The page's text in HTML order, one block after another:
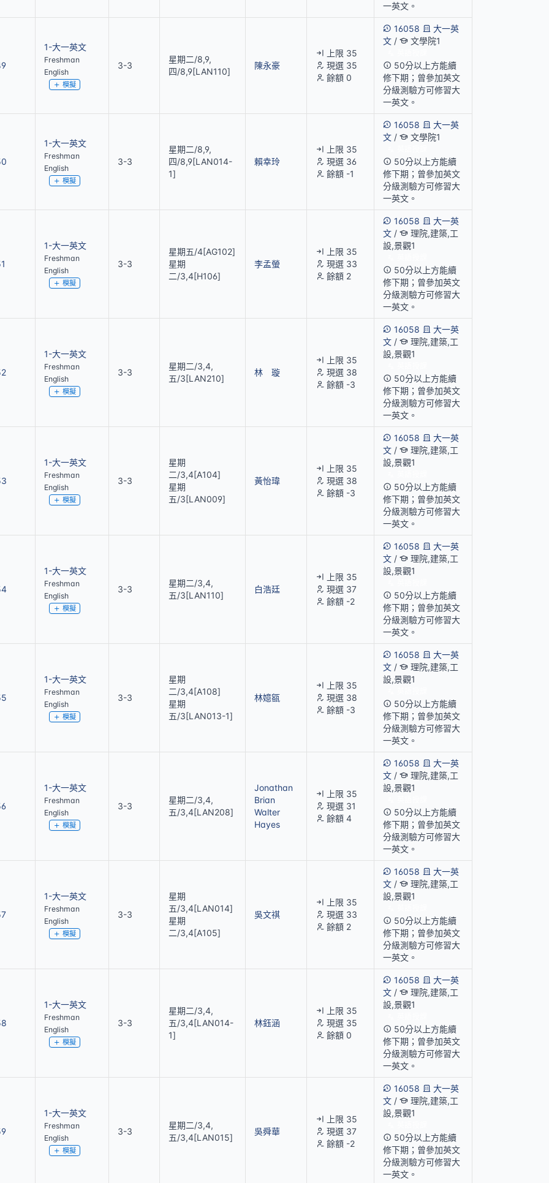
一英文。
1-大一英文
Freshman
English
模擬
3-3
星期二/8,9,
四/8,9[LAN110]
陳永豪
上限 35
現選 35
餘額 0
16058
大一英
文/ 文學院1
50分以上方能續
修下期；曾參加英文
分級測驗方可修習大
一英文。
1-大一英文
Freshman
English
模擬
3-3
星期二/8,9,
四/8,9[LAN014-
1]
賴幸玲
上限 35
現選 36
餘額 -1
16058
大一英
文/ 文學院1
50分以上方能續
修下期；曾參加英文
分級測驗方可修習大
一英文。
1-大一英文
Freshman
English
模擬
3-3
星期五/4[AG102]
星期
二/3,4[H106]
李孟螢
上限 35
現選 33
餘額 2
16058
大一英
文/
理院,建築,工
設,景觀1
50分以上方能續
修下期；曾參加英文
分級測驗方可修習大
一英文。
1-大一英文
Freshman
English
模擬
3-3
星期二/3,4,
五/3[LAN210]
林 璇
上限 35
現選 38
餘額 -3
16058
大一英
文/
理院,建築,工
設,景觀1
50分以上方能續
修下期；曾參加英文
分級測驗方可修習大
一英文。
1-大一英文
Freshman
English
模擬
3-3
星期
二/3,4[A104]
星期
五/3[LAN009]
黃怡瑋
上限 35
現選 38
餘額 -3
16058
大一英
文/
理院,建築,工
設,景觀1
50分以上方能續
修下期；曾參加英文
分級測驗方可修習大
一英文。
1-大一英文
Freshman
English
模擬
3-3
星期二/3,4,
五/3[LAN110]
白浩廷
上限 35
現選 37
餘額 -2
16058
大一英
文/
理院,建築,工
設,景觀1
50分以上方能續
修下期；曾參加英文
分級測驗方可修習大
一英文。
1-大一英文
Freshman
English
模擬
3-3
星期
二/3,4[A108]
星期
五/3[LAN013-1]
林嬑㼸
上限 35
現選 38
餘額 -3
16058
大一英
文/
理院,建築,工
設,景觀1
50分以上方能續
修下期；曾參加英文
分級測驗方可修習大
一英文。
1-大一英文
Freshman
English
模擬
3-3
星期二/3,4,
五/3,4[LAN208]
Jonathan
Brian
Walter
Hayes
上限 35
現選 31
餘額 4
16058
大一英
文/
理院,建築,工
設,景觀1
50分以上方能續
修下期；曾參加英文
分級測驗方可修習大
一英文。
1-大一英文
Freshman
English
模擬
3-3
星期
五/3,4[LAN014]
星期
二/3,4[A105]
吳文祺
上限 35
現選 33
餘額 2
16058
大一英
文/
理院,建築,工
設,景觀1
50分以上方能續
修下期；曾參加英文
分級測驗方可修習大
一英文。
1-大一英文
Freshman
English
模擬
3-3
星期二/3,4,
五/3,4[LAN014-
1]
林鈺涵
上限 35
現選 35
餘額 0
16058
大一英
文/
理院,建築,工
設,景觀1
50分以上方能續
修下期；曾參加英文
分級測驗方可修習大
一英文。
1-大一英文
Freshman
English
模擬
3-3
星期二/3,4,
五/3,4[LAN015]
吳舜華
上限 35
現選 37
餘額 -2
16058
大一英
文/
理院,建築,工
設,景觀1
50分以上方能續
修下期；曾參加英文
分級測驗方可修習大
一英文。